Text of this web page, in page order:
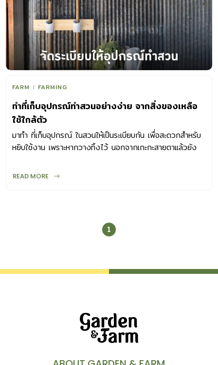
FARM FARMING
ทำที่เก็บอุปกรณ์ทำสวนอย่างง่าย จากสิ่งของเหลือ
ใช้ใกล้ตัว
มาทำ ที่เก็บอุปกรณ์ ในสวนให้เป็นระเบียบกัน เพื่อสะดวกสำหรับ
หยิบใช้งาน เพราะหากวางทิ้งไว้ นอกจากเกะกะสายตาแล้วยัง
READ MORE
1